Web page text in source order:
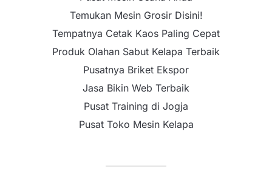
Temukan Mesin Grosir Disini!
Tempatnya Cetak Kaos Paling Cepat
Produk Olahan Sabut Kelapa Terbaik
Pusatnya Briket Ekspor
Jasa Bikin Web Terbaik
Pusat Training di Jogja
Pusat Toko Mesin Kelapa